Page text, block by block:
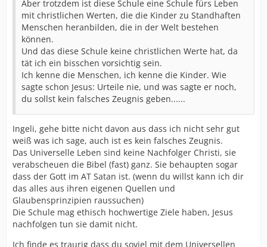
Aber trotzdem ist diese Schule eine Schule fürs Leben
mit christlichen Werten, die die Kinder zu Standhaften
Menschen heranbilden, die in der Welt bestehen
können.
Und das diese Schule keine christlichen Werte hat, da
tät ich ein bisschen vorsichtig sein.
Ich kenne die Menschen, ich kenne die Kinder. Wie
sagte schon Jesus: Urteile nie, und was sagte er noch,
du sollst kein falsches Zeugnis geben......
Ingeli, gehe bitte nicht davon aus dass ich nicht sehr gut
weiß was ich sage, auch ist es kein falsches Zeugnis.
Das Universelle Leben sind keine Nachfolger Christi, sie
verabscheuen die Bibel (fast) ganz. Sie behaupten sogar
dass der Gott im AT Satan ist. (wenn du willst kann ich dir
das alles aus ihren eigenen Quellen und
Glaubensprinzipien raussuchen)
Die Schule mag ethisch hochwertige Ziele haben, Jesus
nachfolgen tun sie damit nicht.
Ich finde es traurig dass du soviel mit dem Universellen